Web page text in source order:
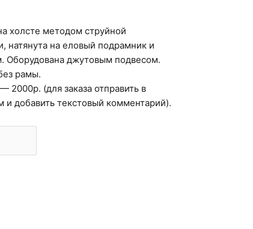
холсте методом струйной
натянута на еловый подрамник и
Оборудована джутовым подвесом.
рамы.
2000р. (для заказа отправить в
и добавить текстовый комментарий).